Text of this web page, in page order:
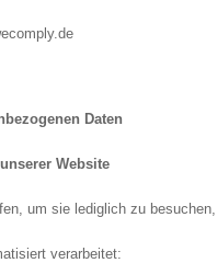
Daten
Website
um sie lediglich zu
verarbeitet: